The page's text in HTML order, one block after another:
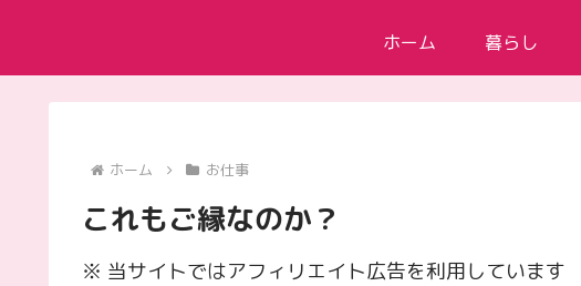
ホーム 暮らし
ホーム お仕事
これもご縁なのか？
※ 当サイトではアフィリエイト広告を利用しています